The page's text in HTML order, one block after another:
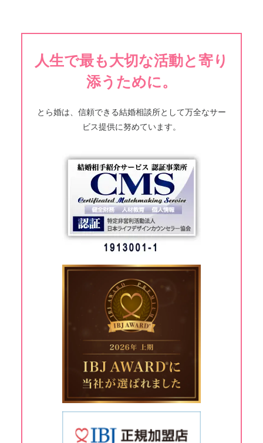
人生で最も大切な活動と寄り
添うために。
とら婚は、信頼できる結婚相談所として万全なサー
ビス提供に努めています。